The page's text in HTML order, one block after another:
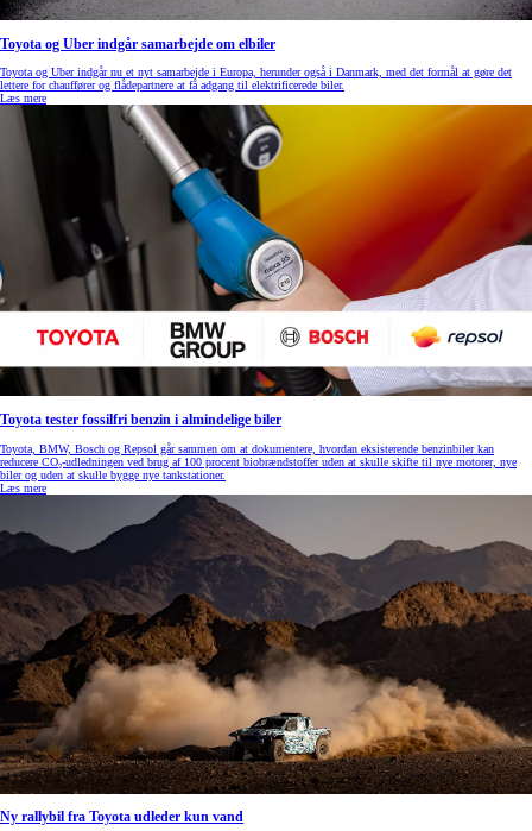
Toyota og Uber indgår samarbejde om elbiler
Toyota og Uber indgår nu et nyt samarbejde i Europa, herunder også i Danmark, med det formål at gøre det
lettere for chauffører og flådepartnere at få adgang til elektrificerede biler.
Læs mere
Toyota tester fossilfri benzin i almindelige biler
Toyota, BMW, Bosch og Repsol går sammen om at dokumentere, hvordan eksisterende benzinbiler kan
reducere CO₂-udledningen ved brug af 100 procent biobrændstoffer uden at skulle skifte til nye motorer, nye
biler og uden at skulle bygge nye tankstationer.
Læs mere
Ny rallybil fra Toyota udleder kun vand